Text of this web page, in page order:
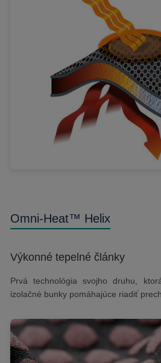
Omni-Heat™ Helix
Výkonné tepelné články
Prvá technológia svojho druhu,
izolačné bunky pomáhajúce riadiť